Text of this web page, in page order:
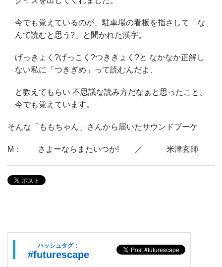
今でも覚えているのが、駐車場の看板を指さして「な
んて読むと思う?」と聞かれた漢字。
げっきょく?げっこく?つききょく?と なかなか正解し
ない私に「つきぎめ」って読むんだよ、
と教えてもらい 不思議な読み方だなぁと思ったこと、
今でも覚えています。
そんな「ももちゃん」さんから届いたサウンドブーケ
M： さよーならまたいつか! ／ 米津玄師
ハッシュタグ：
#futurescape